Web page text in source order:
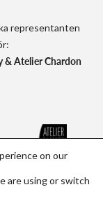
representanten
& Atelier Chardon
on our
are using or switch